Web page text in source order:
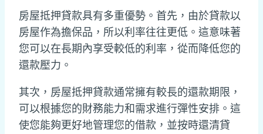
房屋抵押貸款具有多重優勢。首先，由於貸款以
房屋作為擔保品，所以利率往往更低。這意味著
您可以在長期內享受較低的利率，從而降低您的
還款壓力。
其次，房屋抵押貸款通常擁有較長的還款期限，
可以根據您的財務能力和需求進行彈性安排。這
使您能夠更好地管理您的借款，並按時還清貸